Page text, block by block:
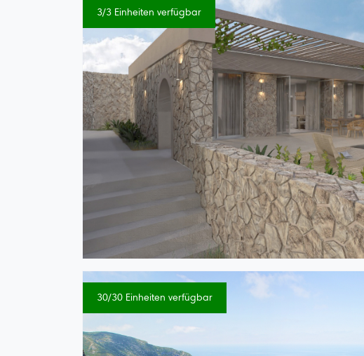
3/3 Einheiten verfügbar
30/30 Einheiten verfügbar